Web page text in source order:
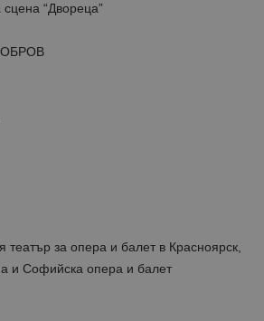
“Двореца”
за опера и балет в Красноярск,
и Софийска опера и балет